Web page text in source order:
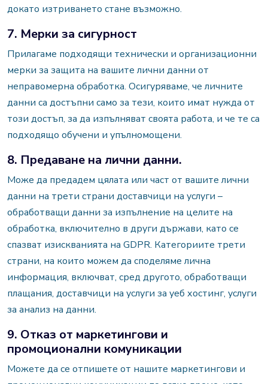
докато изтриването стане възможно.
7. Мерки за сигурност
Прилагаме подходящи технически и организационни
мерки за защита на вашите лични данни от
неправомерна обработка. Осигуряваме, че личните
данни са достъпни само за тези, които имат нужда от
този достъп, за да изпълняват своята работа, и че те са
подходящо обучени и упълномощени.
8. Предаване на лични данни.
Може да предадем цялата или част от вашите лични
данни на трети страни доставчици на услуги –
обработващи данни за изпълнение на целите на
обработка, включително в други държави, като се
спазват изискванията на GDPR. Категориите трети
страни, на които можем да споделяме лична
информация, включват, сред другото, обработващи
плащания, доставчици на услуги за уеб хостинг, услуги
за анализ на данни.
9. Отказ от маркетингови и
промоционални комуникации
Можете да се отпишете от нашите маркетингови и